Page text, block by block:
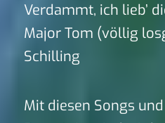
Verdammt, ich lieb’
Major Tom (völlig
Schilling
Mit diesen Songs